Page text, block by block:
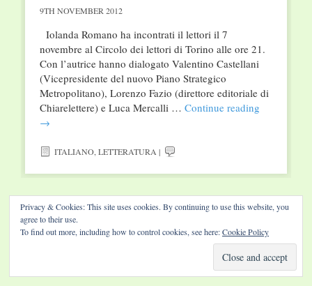
9TH NOVEMBER 2012
Iolanda Romano ha incontrati il lettori il 7
novembre al Circolo dei lettori di Torino alle ore 21.
Con l’autrice hanno dialogato Valentino Castellani
(Vicepresidente del nuovo Piano Strategico
Metropolitano), Lorenzo Fazio (direttore editoriale di
Chiarelettere) e Luca Mercalli … Continue reading
→
ITALIANO,LETTERATURA |
Privacy & Cookies: This site uses cookies. By continuing to use this website, you
agree to their use.
To find out more, including how to control cookies, see here:Cookie Policy